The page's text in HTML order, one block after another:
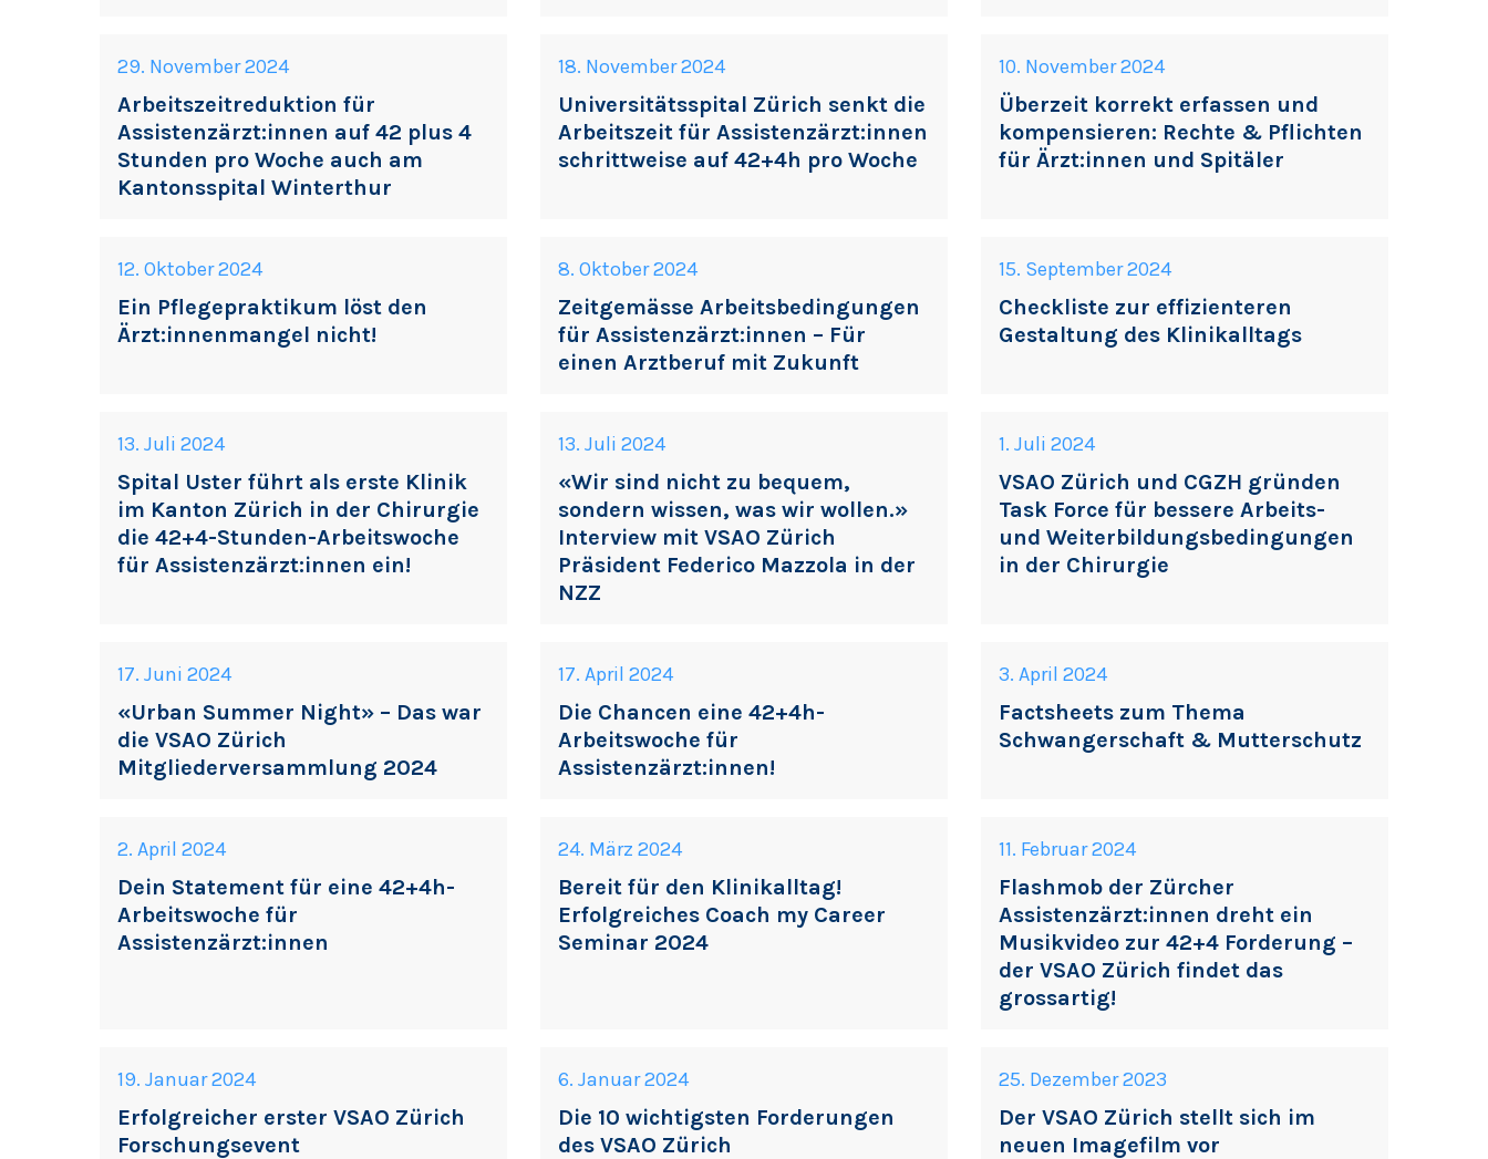
29. November 2024
Arbeitszeitreduktion für
Assistenzärzt:innen auf 42 plus 4
Stunden pro Woche auch am
Kantonsspital Winterthur
18. November 2024
Universitätsspital Zürich senkt die
Arbeitszeit für Assistenzärzt:innen
schrittweise auf 42+4h pro Woche
10. November 2024
Überzeit korrekt erfassen und
kompensieren: Rechte & Pflichten
für Ärzt:innen und Spitäler
12. Oktober 2024
Ein Pflegepraktikum löst den
Ärzt:innenmangel nicht!
8. Oktober 2024
Zeitgemässe Arbeitsbedingungen
für Assistenzärzt:innen – Für
einen Arztberuf mit Zukunft
15. September 2024
Checkliste zur effizienteren
Gestaltung des Klinikalltags
13. Juli 2024
Spital Uster führt als erste Klinik
im Kanton Zürich in der Chirurgie
die 42+4-Stunden-Arbeitswoche
für Assistenzärzt:innen ein!
13. Juli 2024
«Wir sind nicht zu bequem,
sondern wissen, was wir wollen.»
Interview mit VSAO Zürich
Präsident Federico Mazzola in der
NZZ
1. Juli 2024
VSAO Zürich und CGZH gründen
Task Force für bessere Arbeits-
und Weiterbildungsbedingungen
in der Chirurgie
17. Juni 2024
«Urban Summer Night» – Das war
die VSAO Zürich
Mitgliederversammlung 2024
17. April 2024
Die Chancen eine 42+4h-
Arbeitswoche für
Assistenzärzt:innen!
3. April 2024
Factsheets zum Thema
Schwangerschaft & Mutterschutz
2. April 2024
Dein Statement für eine 42+4h-
Arbeitswoche für
Assistenzärzt:innen
24. März 2024
Bereit für den Klinikalltag!
Erfolgreiches Coach my Career
Seminar 2024
11. Februar 2024
Flashmob der Zürcher
Assistenzärzt:innen dreht ein
Musikvideo zur 42+4 Forderung –
der VSAO Zürich findet das
grossartig!
19. Januar 2024
Erfolgreicher erster VSAO Zürich
Forschungsevent
6. Januar 2024
Die 10 wichtigsten Forderungen
des VSAO Zürich
25. Dezember 2023
Der VSAO Zürich stellt sich im
neuen Imagefilm vor